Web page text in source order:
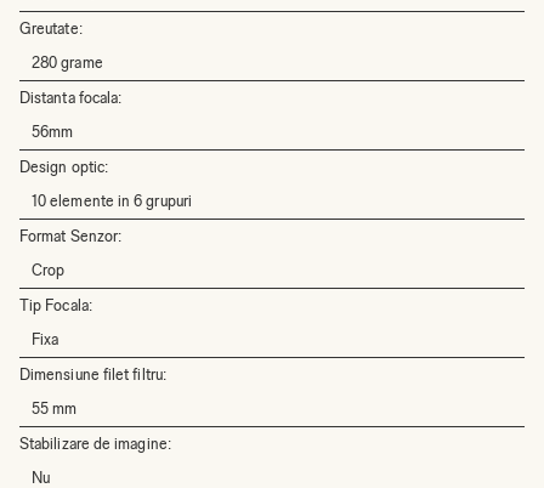
Greutate:
280 grame
Distanta focala:
56mm
Design optic:
10 elemente in 6 grupuri
Format Senzor:
Crop
Tip Focala:
Fixa
Dimensiune filet filtru:
55 mm
Stabilizare de imagine:
Nu